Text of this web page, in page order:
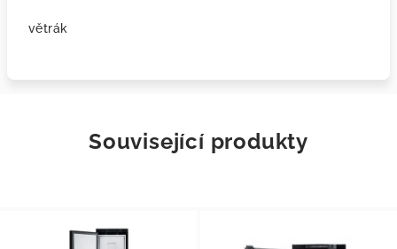
větrák
Související produkty